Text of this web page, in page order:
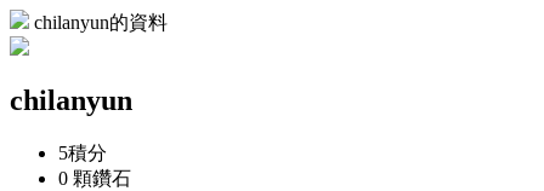
chilanyun的資料
chilanyun
5積分
0 顆鑽石